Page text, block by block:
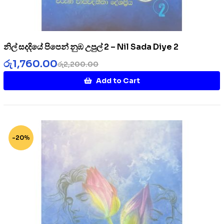
නිල් සදදියේ පිපෙන් නුඹ උපුල් 2 – Nil Sada Diye 2
රු2,200.00
රු1,760.00
Add to Cart
-20%